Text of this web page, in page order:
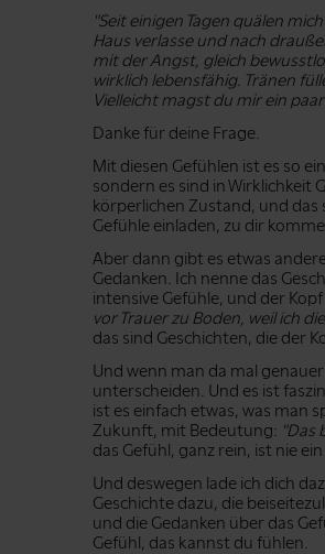
"Seit einigen Tagen quälen
Haus verlasse und nach
mit der Angst, gleich
wirklich lebensfähig. Tränen
Vielleicht magst du mir ein
Danke für deine Frage.
Mit diesen Gefühlen ist es so
sondern es sind in Wirklichkeit
körperlichen Zustand, und das
Gefühle einladen, zu dir
Aber dann gibt es etwas
Gedanken. Ich nenne das
intensive Gefühle, und der
vor Trauer zu Boden, weil ich
das sind Geschichten, die der
Und wenn man da mal
unterscheiden. Und es ist
ist es einfach etwas, was man
Zukunft, mit Bedeutung: "Das
das Gefühl, ganz rein, ist nie
Und deswegen lade ich dich
Geschichte dazu, die
und die Gedanken über das
Gefühl, das kannst du fühlen.